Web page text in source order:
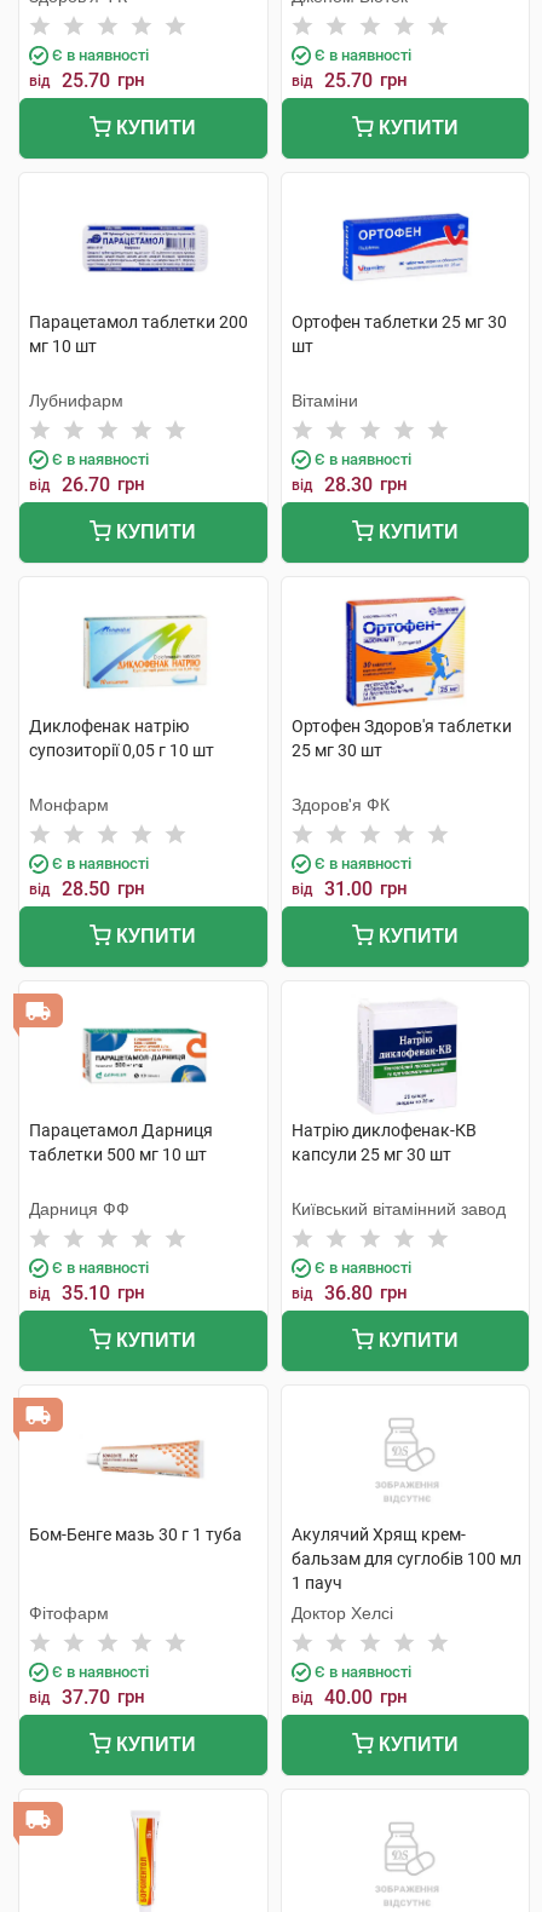
Є в наявності
від 25.70 грн
КУПИТИ
Є в наявності
від 25.70 грн
КУПИТИ
Парацетамол таблетки 200
мг 10 шт
Лубнифарм
Є в наявності
від 26.70 грн
КУПИТИ
Ортофен таблетки 25 мг 30
шт
Вітаміни
Є в наявності
від 28.30 грн
КУПИТИ
Диклофенак натрію
супозиторії 0,05 г 10 шт
Монфарм
Є в наявності
від 28.50 грн
КУПИТИ
Ортофен Здоров'я таблетки
25 мг 30 шт
Здоров'я ФК
Є в наявності
від 31.00 грн
КУПИТИ
Парацетамол Дарниця
таблетки 500 мг 10 шт
Дарниця ФФ
Є в наявності
від 35.10 грн
КУПИТИ
Натрію диклофенак-КВ
капсули 25 мг 30 шт
Київський вітамінний завод
Є в наявності
від 36.80 грн
КУПИТИ
Бом-Бенге мазь 30 г 1 туба
Фітофарм
Є в наявності
від 37.70 грн
КУПИТИ
Акулячий Хрящ крем-
бальзам для суглобів 100 мл
1 пауч
Доктор Хелсі
Є в наявності
від 40.00 грн
КУПИТИ